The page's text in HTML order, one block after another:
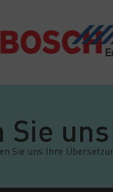
Sie
Sie uns Ihre